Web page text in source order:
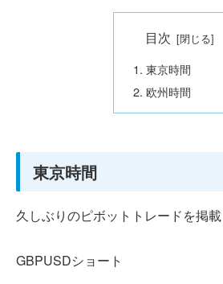
目次
東京時間
欧州時間
東京時間
久しぶりのピボットトレードを掲載
GBPUSDショート